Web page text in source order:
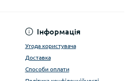
Інформація
Угода користувача
Доставка
Способи оплати